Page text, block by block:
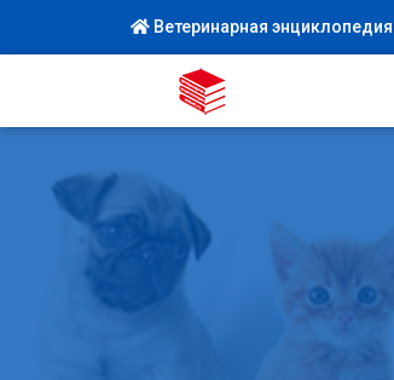
Ветеринарная энциклопедия